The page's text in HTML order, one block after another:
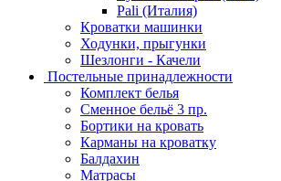
Pali (Италия)
Кроватки машинки
Ходунки, прыгунки
Шезлонги - Качели
Постельные принадлежности
Комплект белья
Сменное бельё 3 пр.
Бортики на кровать
Карманы на кроватку
Балдахин
Матрасы